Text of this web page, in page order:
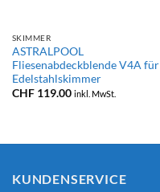
SKIMMER
ASTRALPOOL
Fliesenabdeckblende V4A für
Edelstahlskimmer
CHF119.00 inkl. MwSt.
KUNDENSERVICE